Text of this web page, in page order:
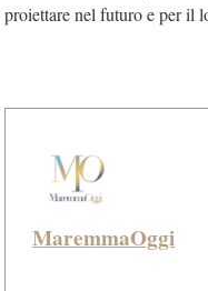
proiettare nel futuro e per il
MaremmaOggi